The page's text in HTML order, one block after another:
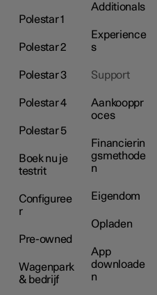
Polestar 1
Polestar 2
Polestar 3
Polestar 4
Polestar 5
Boek nu je
testrit
Configuree
r
Pre-owned
Wagenpark
& bedrijf
Additionals
Experience
s
Support
Aankooppr
oces
Financierin
gsmethode
n
Eigendom
Opladen
App
downloade
n